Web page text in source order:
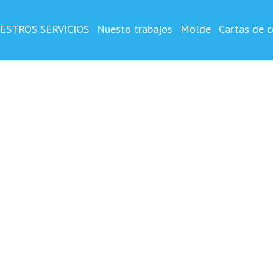
y impreso ,vertical
SERVICIOS Nuesto trabajos Molde Cartas de